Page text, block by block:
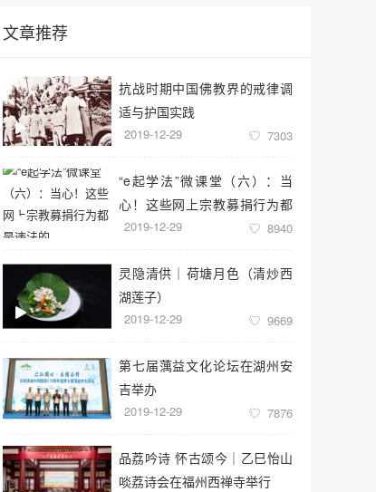
文章推荐
抗战时期中国佛教界的戒律调
适与护国实践
2019-12-29 7303
“e起学法”微课堂（六）：当
心！这些网上宗教募捐行为都
是违法的
2019-12-29 8940
灵隐清供｜​荷塘月色（清炒西
湖莲子）
2019-12-29 9669
第七届蕅益文化论坛在湖州安
吉举办
2019-12-29 7876
品荔吟诗 怀古颂今｜乙巳怡山
啖荔诗会在福州西禅寺举行